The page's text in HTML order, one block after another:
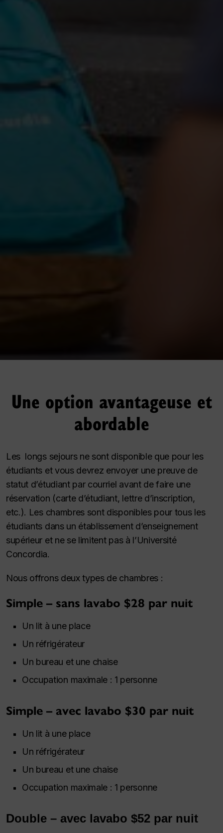
Une option avantageuse et
abordable
Les longs sejours ne sont disponible que pour les
étudiants et vous devrez envoyer une preuve de
statut d’étudiant par courriel avant de faire une
réservation (carte d’étudiant, lettre d’inscription,
etc.). Les chambres sont disponibles pour tous les
étudiants dans un établissement d’enseignement
supérieur et ne se limitent pas à l’Université
Concordia.
Nous offrons deux types de chambres :
Simple – sans lavabo $28 par nuit
Un lit à une place
Un réfrigérateur
Un bureau et une chaise
Occupation maximale : 1 personne
Simple – avec lavabo $30 par nuit
Un lit à une place
Un réfrigérateur
Un bureau et une chaise
Occupation maximale : 1 personne
Double – avec lavabo $52 par nuit